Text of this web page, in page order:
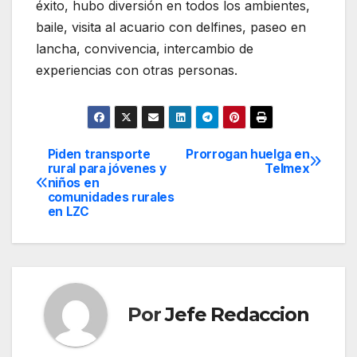
éxito, hubo diversión en todos los ambientes,
baile, visita al acuario con delfines, paseo en
lancha, convivencia, intercambio de
experiencias con otras personas.
Navegación
de
Prorrogan huelga en
Telmex
Piden transporte
rural para jóvenes y
niños en
comunidades rurales
en LZC
PorJefe Redaccion